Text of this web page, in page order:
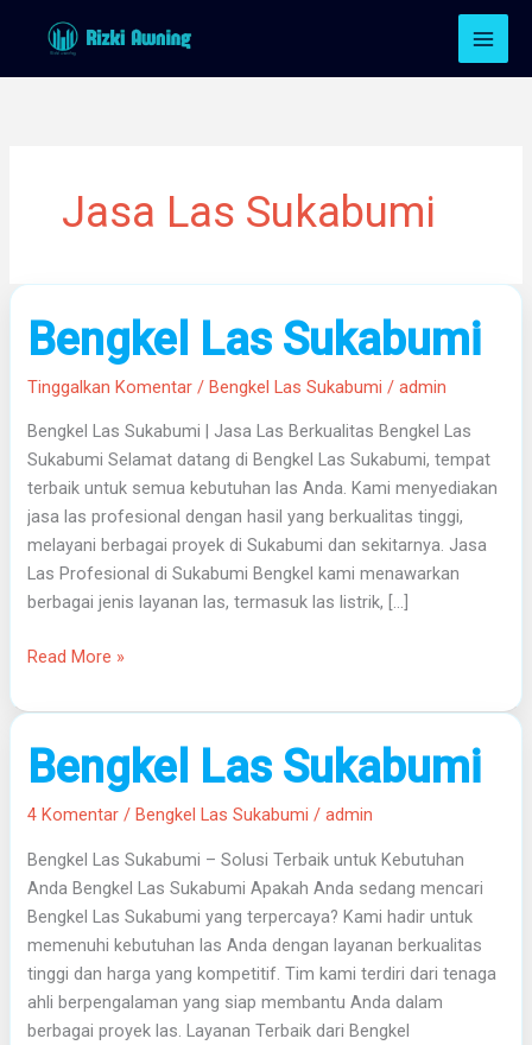
Jasa Las Sukabumi
Bengkel Las Sukabumi
Tinggalkan Komentar /Bengkel Las Sukabumi /admin
Bengkel Las Sukabumi | Jasa Las Berkualitas Bengkel Las
Sukabumi Selamat datang di Bengkel Las Sukabumi, tempat
terbaik untuk semua kebutuhan las Anda. Kami menyediakan
jasa las profesional dengan hasil yang berkualitas tinggi,
melayani berbagai proyek di Sukabumi dan sekitarnya. Jasa
Las Profesional di Sukabumi Bengkel kami menawarkan
berbagai jenis layanan las, termasuk las listrik, […]
Bengkel
Las
Sukabumi
Read More »
Bengkel Las Sukabumi
4 Komentar /Bengkel Las Sukabumi /admin
Bengkel Las Sukabumi – Solusi Terbaik untuk Kebutuhan
Anda Bengkel Las Sukabumi Apakah Anda sedang mencari
Bengkel Las Sukabumi yang terpercaya? Kami hadir untuk
memenuhi kebutuhan las Anda dengan layanan berkualitas
tinggi dan harga yang kompetitif. Tim kami terdiri dari tenaga
ahli berpengalaman yang siap membantu Anda dalam
berbagai proyek las. Layanan Terbaik dari Bengkel
Bengkel
Las
Sukabumi